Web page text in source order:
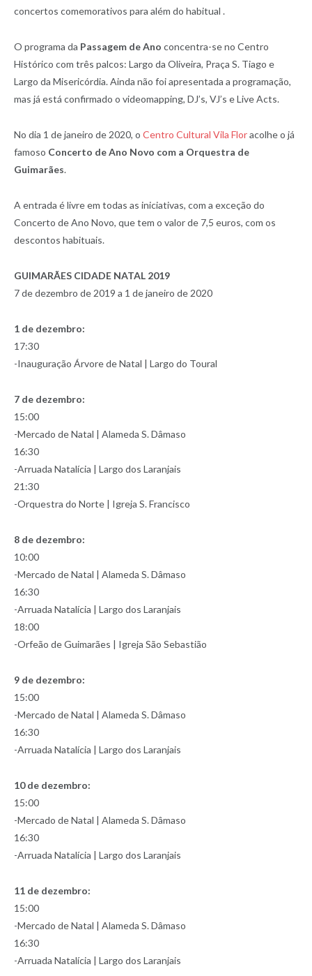
concertos comemorativos para além do habitual .
O programa da Passagem de Ano concentra-se no Centro
Histórico com três palcos: Largo da Oliveira, Praça S. Tiago e
Largo da Misericórdia. Ainda não foi apresentada a programação,
mas já está confirmado o videomapping, DJ’s, VJ’s e Live Acts.
No dia 1 de janeiro de 2020, o Centro Cultural Vila Floracolhe o já
famoso Concerto de Ano Novo com a Orquestra de
Guimarães.
A entrada é livre em todas as iniciativas, com a exceção do
Concerto de Ano Novo, que tem o valor de 7,5 euros, com os
descontos habituais.
GUIMARÃES CIDADE NATAL 2019
7 de dezembro de 2019 a 1 de janeiro de 2020
1 de dezembro:
17:30
-Inauguração Árvore de Natal | Largo do Toural
7 de dezembro:
15:00
-Mercado de Natal | Alameda S. Dâmaso
16:30
-Arruada Natalícia | Largo dos Laranjais
21:30
-Orquestra do Norte | Igreja S. Francisco
8 de dezembro:
10:00
-Mercado de Natal | Alameda S. Dâmaso
16:30
-Arruada Natalícia | Largo dos Laranjais
18:00
-Orfeão de Guimarães | Igreja São Sebastião
9 de dezembro:
15:00
-Mercado de Natal | Alameda S. Dâmaso
16:30
-Arruada Natalícia | Largo dos Laranjais
10 de dezembro:
15:00
-Mercado de Natal | Alameda S. Dâmaso
16:30
-Arruada Natalícia | Largo dos Laranjais
11 de dezembro:
15:00
-Mercado de Natal | Alameda S. Dâmaso
16:30
-Arruada Natalícia | Largo dos Laranjais